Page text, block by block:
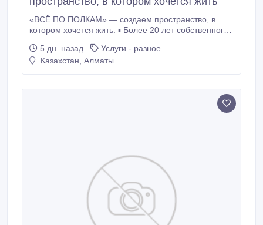
«ВСЁ ПО ПОЛКАМ» — создаем пространство, в
котором хочется жить. ▪️ Более 20 лет собственного
фурнитуру только Европейского качества
▪️Возможность РАССРОЧКИ ▪️Замеры, дизайн,
5 дн. назад
Услуги - разное
Казахстан, Алматы